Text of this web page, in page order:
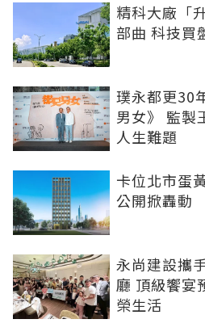
精科大廠「
部曲 科技買
璞永都更30
男女》 監製
人生難題
卡位北市蛋
公開掀轟動
永尚建設攜
廳 頂級饗宴
榮生活